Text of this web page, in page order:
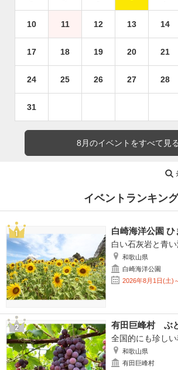
10 11 12 13 14
17 18 19 20 21
24 25 26 27 28
31
8月のイベントをすべて見る
イベントランキング
白崎海洋公園
白い石灰岩と青
和歌山県
白崎海洋公園
2026年8月1日(土)
有田巨峰村 ぶ
全国的にも珍し
和歌山県
有田巨峰村